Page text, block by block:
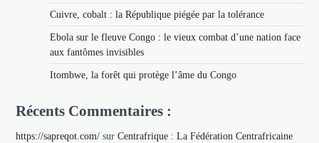
Cuivre, cobalt : la République piégée par la tolérance
Ebola sur le fleuve Congo : le vieux combat d’une nation face
aux fantômes invisibles
Itombwe, la forêt qui protège l’âme du Congo
Récents Commentaires :
https://sapreqot.com/ surCentrafrique : La Fédération Centrafricaine